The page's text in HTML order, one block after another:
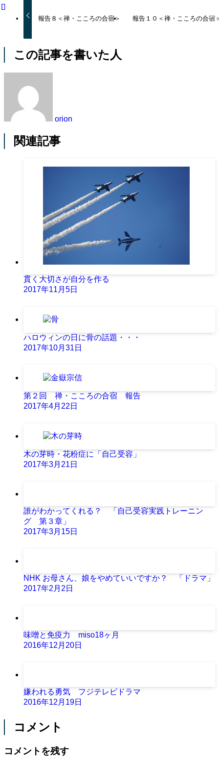
報告８＜禅・こころの合宿＞ 報告１０＜禅・こころの合宿
この記事を書いた人
orion
関連記事
貫く大切さが自分を作る
2017年11月5日
ハロウィンの日に骨の話題・・・
2017年10月31日
第２回 禅・こころの合宿 報告
2017年4月22日
木の芽時・花粉症に「自己受容」
2017年3月21日
誰がわかってくれる？ 「自己受容実践トレーニン
グ 第３章」
2017年3月15日
NHK お母さん、娘をやめていいですか？ 「ドラマ」
2017年2月2日
味噌と免疫力 miso18ヶ月
2016年12月20日
嫌われる勇気 フジテレビドラマ
2016年12月19日
コメント
コメントを残す